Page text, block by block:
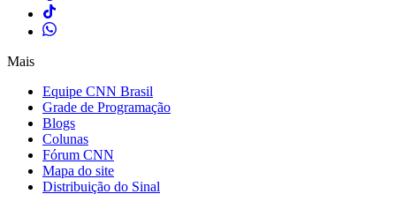
Mais
Equipe CNN Brasil
Grade de Programação
Blogs
Colunas
Fórum CNN
Mapa do site
Distribuição do Sinal